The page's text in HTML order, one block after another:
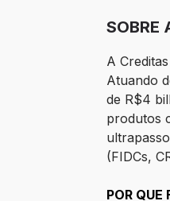
SOBRE
A
Atuando
de R$4
produtos
(FIDCs,
POR QUE